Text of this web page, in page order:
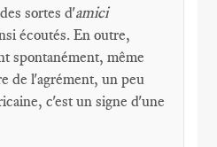
sortes d'amici
écoutés. En outre,
spontanément, même
de l'agrément, un peu
c'est un signe d'une